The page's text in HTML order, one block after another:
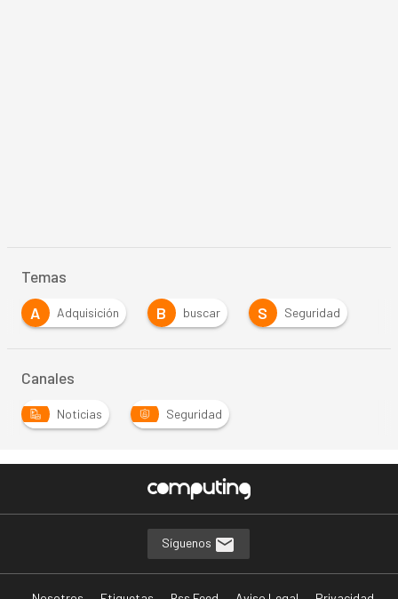
Temas
A
Adquisición B buscar S Seguridad
Canales
Noticias Seguridad
Síguenos